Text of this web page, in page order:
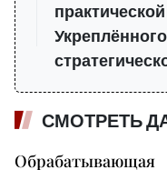
СМОТРЕТЬ
Обрабатывающая